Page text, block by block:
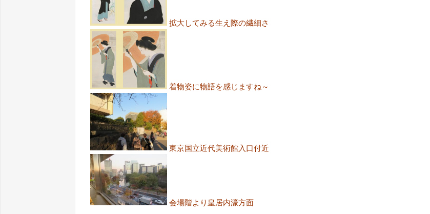
拡大してみる生え際の繊細さ
着物姿に物語を感じますね～
東京国立近代美術館入口付近
会場階より皇居内濠方面